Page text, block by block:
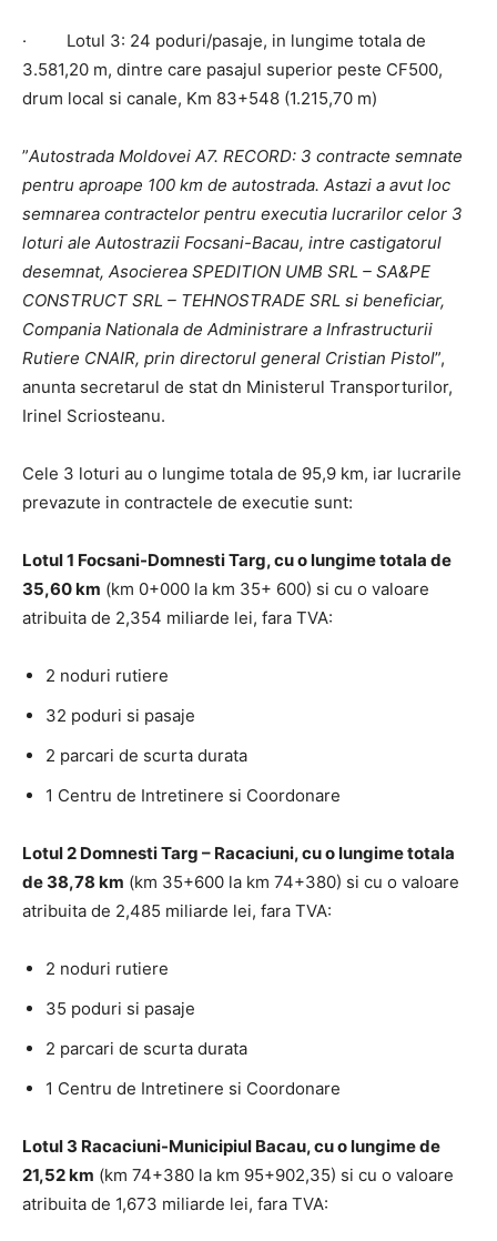
· Lotul 3: 24 poduri/pasaje, in lungime totala de
3.581,20 m, dintre care pasajul superior peste CF500,
drum local si canale, Km 83+548 (1.215,70 m)
”Autostrada Moldovei A7. RECORD: 3 contracte semnate
pentru aproape 100 km de autostrada. Astazi a avut loc
semnarea contractelor pentru executia lucrarilor celor 3
loturi ale Autostrazii Focsani-Bacau, intre castigatorul
desemnat, Asocierea SPEDITION UMB SRL – SA&PE
CONSTRUCT SRL – TEHNOSTRADE SRL si beneficiar,
Compania Nationala de Administrare a Infrastructurii
Rutiere CNAIR, prin directorul general Cristian Pistol”,
anunta secretarul de stat dn Ministerul Transporturilor,
Irinel Scriosteanu.
Cele 3 loturi au o lungime totala de 95,9 km, iar lucrarile
prevazute in contractele de executie sunt:
Lotul 1 Focsani-Domnesti Targ, cu o lungime totala de
35,60 km (km 0+000 la km 35+ 600) si cu o valoare
atribuita de 2,354 miliarde lei, fara TVA:
2 noduri rutiere
32 poduri si pasaje
2 parcari de scurta durata
1 Centru de Intretinere si Coordonare
Lotul 2 Domnesti Targ – Racaciuni,cu o lungime totala
de 38,78 km (km 35+600 la km 74+380) si cu o valoare
atribuita de 2,485 miliarde lei, fara TVA:
2 noduri rutiere
35 poduri si pasaje
2 parcari de scurta durata
1 Centru de Intretinere si Coordonare
Lotul 3 Racaciuni-Municipiul Bacau,cu o lungime de
21,52 km (km 74+380 la km 95+902,35) si cu o valoare
atribuita de 1,673 miliarde lei, fara TVA: